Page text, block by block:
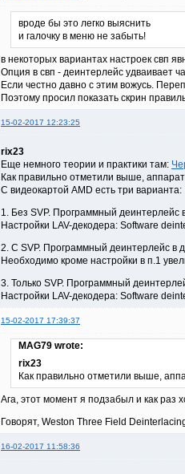
вроде бы это легко выяснить
и галочку в меню не забыть!
в некоторых вариантах настроек свп
Опция в свп - деинтерлейс удваивает
Если честно давно с этим вожусь.
Поэтому просил показать скрин
15-02-2017 12:23:25
rix23
Еще немного теории и практики там:
Как правильно отметили выше,
С видеокартой AMD есть три варианта:
1. Без SVP. Программный деинтерлейс
Настройки LAV-декодера: Software
2. С SVP. Программный деинтерлейс в
Необходимо кроме настройки в п.1
3. Только SVP. Программный
Настройки LAV-декодера: Software
15-02-2017 17:39:37
MAG79 wrote:
rix23
Как правильно отметили выше,
Ага, этот момент я подзабыл и как раз
Говорят, Weston Three Field
16-02-2017 11:58:36